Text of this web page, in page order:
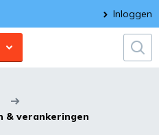
Inloggen
& verankeringen